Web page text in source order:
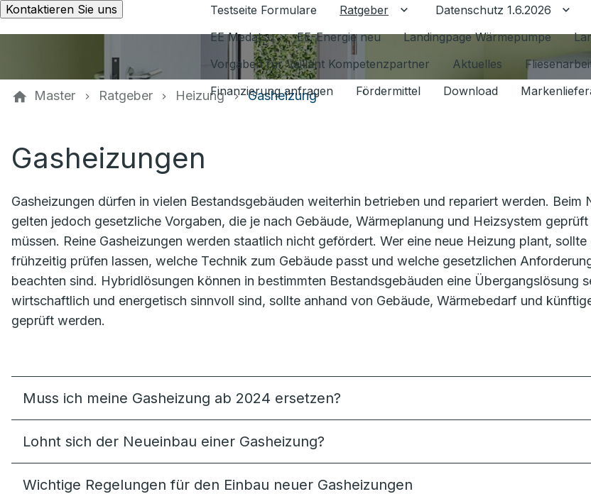
Kontaktieren Sie uns Testseite Formulare Ratgeber Untermenü für Ratgeber
Datenschutz 1.6.2026
EE Medatsu
EE-Energie neu Landingpage Wärmepumpe
Vorgaben für Vaillant Kompetenzpartner
Aktuelles
Finanzierung anfragen
Fördermittel Download
Master Ratgeber Heizung Gasheizung
Gasheizungen
Gasheizungen dürfen in vielen Bestandsgebäuden weiterhin betrieben und repariert werden. Beim
gelten jedoch gesetzliche Vorgaben, die je nach Gebäude, Wärmeplanung und Heizsystem
müssen. Reine Gasheizungen werden staatlich nicht gefördert. Wer eine neue Heizung plant, sollte
frühzeitig prüfen lassen, welche Technik zum Gebäude passt und welche gesetzlichen
beachten sind. Hybridlösungen können in bestimmten Bestandsgebäuden eine Übergangslösung
wirtschaftlich und energetisch sinnvoll sind, sollte anhand von Gebäude, Wärmebedarf und
geprüft werden.
Muss ich meine Gasheizung ab 2024 ersetzen?
Lohnt sich der Neueinbau einer Gasheizung?
Wichtige Regelungen für den Einbau neuer Gasheizungen